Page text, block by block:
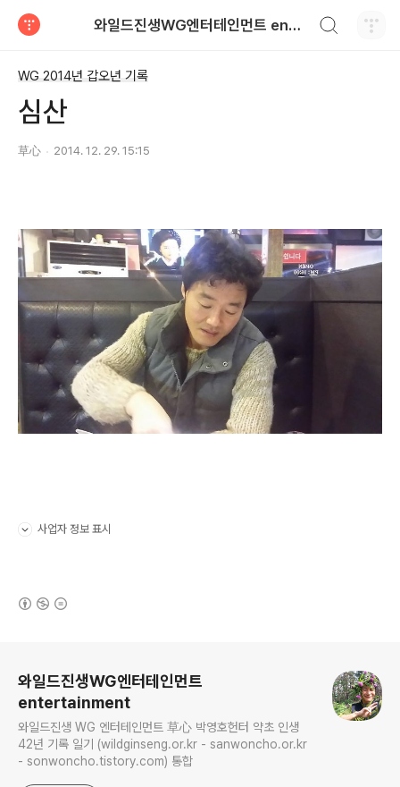
와일드진생WG엔터테인먼트 entertainment
WG 2014년 갑오년 기록
심산
草心 2014. 12. 29. 15:15
사업자 정보 표시
와일드진생WG엔터테인먼트
entertainment
와일드진생 WG 엔터테인먼트 草心 박영호헌터 약초 인생
42년 기록 일기 (wildginseng.or.kr - sanwoncho.or.kr
- sonwoncho.tistory.com) 통합